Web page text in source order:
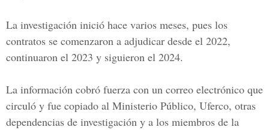
La investigación inició hace varios meses, pues los
contratos se comenzaron a adjudicar desde el 2022,
continuaron el 2023 y siguieron el 2024.
La información cobró fuerza con un correo electrónico que
circuló y fue copiado al Ministerio Público, Uferco, otras
dependencias de investigación y a los miembros de la